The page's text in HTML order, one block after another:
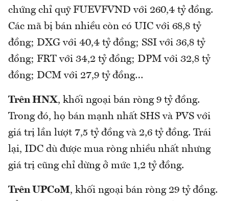
chứng chỉ quỹ FUEVFVND với 260,4 tỷ đồng.
Các mã bị bán nhiều còn có UIC với 68,8 tỷ
đồng; DXG với 40,4 tỷ đồng; SSI với 36,8 tỷ
đồng; FRT với 34,2 tỷ đồng; DPM với 32,8 tỷ
đồng; DCM với 27,9 tỷ đồng…
Trên HNX, khối ngoại bán ròng 9 tỷ đồng.
Trong đó, họ bán mạnh nhất SHS và PVS với
giá trị lần lượt 7,5 tỷ đồng và 2,6 tỷ đồng. Trái
lại, IDC dù được mua ròng nhiều nhất nhưng
giá trị cũng chỉ dừng ở mức 1,2 tỷ đồng.
Trên UPCoM, khối ngoại bán ròng 29 tỷ đồng.